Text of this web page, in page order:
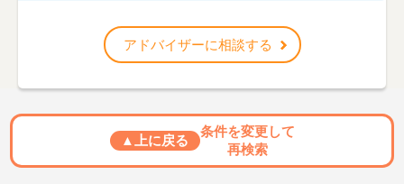
アドバイザーに相談する
▲上に戻る
条件を変更して
再検索